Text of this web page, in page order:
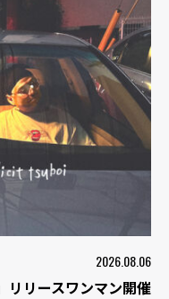
2026.08.06
リリースワンマン開催